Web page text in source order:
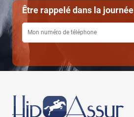
Être rappelé dans la journée